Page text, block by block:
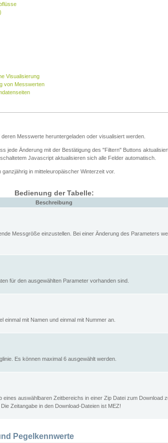
Visualisierung
von Messwerten
Messwerte heruntergeladen oder visualisiert werden.
jede Änderung mit der Bestätigung des "Filtern" Buttons
Javascript aktualisieren sich alle Felder automatisch.
in mitteleuropäischer Winterzeit vor.
Bedienung der Tabelle:
Beschreibung
Messgröße einzustellen. Bei einer Änderung des Parameters
für den ausgewählten Parameter vorhanden sind.
einmal mit Namen und einmal mit Nummer an.
Es können maximal 6 ausgewählt werden.
eines auswählbaren Zeitbereichs in einer Zip Datei zum Download
Zeitangabe in den Download-Dateien ist MEZ!
Pegelkennwerte